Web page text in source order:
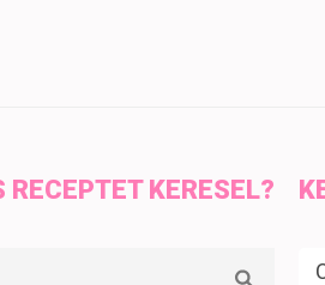
RECEPTET KERESEL?